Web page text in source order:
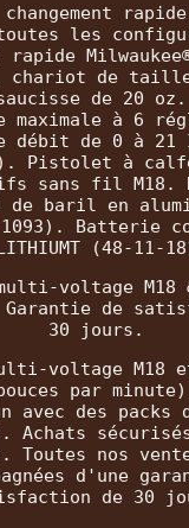
les
rapide
chariot de
de 20
maximale à 6
débit de 0 à 21
Pistolet à
sans fil M18.
de baril en
Batterie
(48-11-
voltage M18
Garantie de
30 jours.
voltage M18
par
des packs
Achats
Toutes nos
d'une
de 30